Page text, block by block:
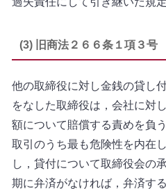
(3) 旧商法２６６条１項３号
他の取締役に対し金銭の貸し
をなした取締役は，会社に対
額について賠償する責めを負
取引のうち最も危険性を内在
し，貸付について取締役会の
期に弁済がなければ，弁済す